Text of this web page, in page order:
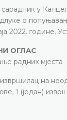
у
о
2022. године,
ОГЛАС
радних мјеста
извршилац на
1 (један)